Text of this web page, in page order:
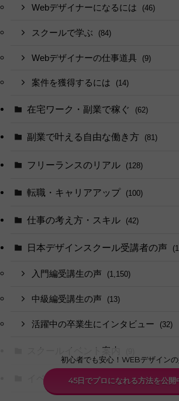
Webデザイナーになるには (46)
スクールで学ぶ (84)
Webデザイナーの仕事道具 (9)
案件を獲得するには (14)
在宅ワーク・副業で稼ぐ (62)
副業で叶える自由な働き方 (81)
フリーランスのリアル (128)
転職・キャリアアップ (100)
仕事の考え方・スキル (42)
日本デザインスクール受講者の声
入門編受講生の声 (1,150)
中級編受講生の声 (13)
活躍中の卒業生にインタビュー (32)
スクールイベント案内
イベントレポート・体験記 (30)
初心者でも安心！WEBデザイン
45日でプロになれる方法を公開